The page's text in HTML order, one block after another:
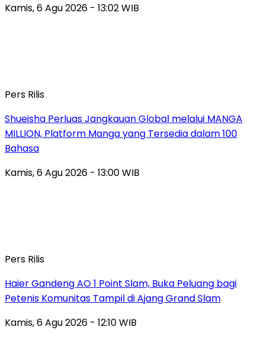
Kamis, 6 Agu 2026 - 13:02 WIB
Pers Rilis
Shueisha Perluas Jangkauan Global melalui MANGA
MILLION, Platform Manga yang Tersedia dalam 100
Bahasa
Kamis, 6 Agu 2026 - 13:00 WIB
Pers Rilis
Haier Gandeng AO 1 Point Slam, Buka Peluang bagi
Petenis Komunitas Tampil di Ajang Grand Slam
Kamis, 6 Agu 2026 - 12:10 WIB